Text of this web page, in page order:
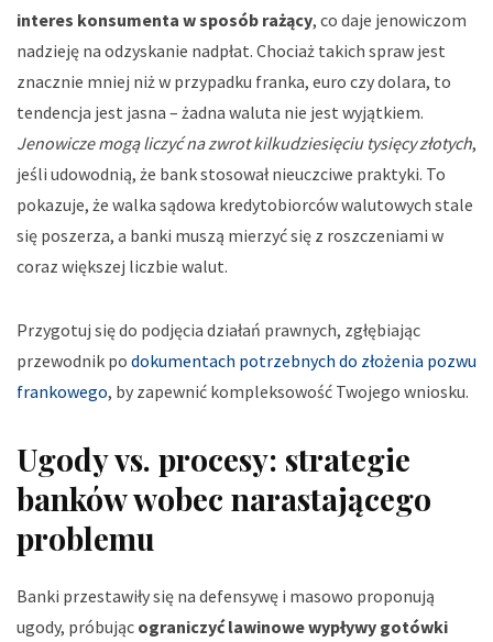
interes konsumenta w sposób rażący, co daje jenowiczom
nadzieję na odzyskanie nadpłat. Chociaż takich spraw jest
znacznie mniej niż w przypadku franka, euro czy dolara, to
tendencja jest jasna – żadna waluta nie jest wyjątkiem.
Jenowicze mogą liczyć na zwrot kilkudziesięciu tysięcy złotych,
jeśli udowodnią, że bank stosował nieuczciwe praktyki. To
pokazuje, że walka sądowa kredytobiorców walutowych stale
się poszerza, a banki muszą mierzyć się z roszczeniami w
coraz większej liczbie walut.
Przygotuj się do podjęcia działań prawnych, zgłębiając
przewodnik po dokumentach potrzebnych do złożenia pozwu
frankowego, by zapewnić kompleksowość Twojego wniosku.
Ugody vs. procesy: strategie
banków wobec narastającego
problemu
Banki przestawiły się na defensywę i masowo proponują
ugody, próbując ograniczyć lawinowe wypływy gotówki